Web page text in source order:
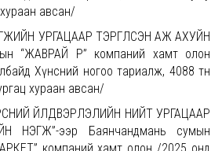
авсан/
УРГАЦААР ТЭРГҮҮЛСЭН АЖ АХУЙН
“ЖАВРАЙ ҮР” компаний хамт олон
Хүнсний ногоо тариалж, 4088 тн
хураан авсан/
ҮЙЛДВЭРЛЭЛИЙН НИЙТ УРГАЦААР
НЭГЖ”-ээр Баянчандмань сумын